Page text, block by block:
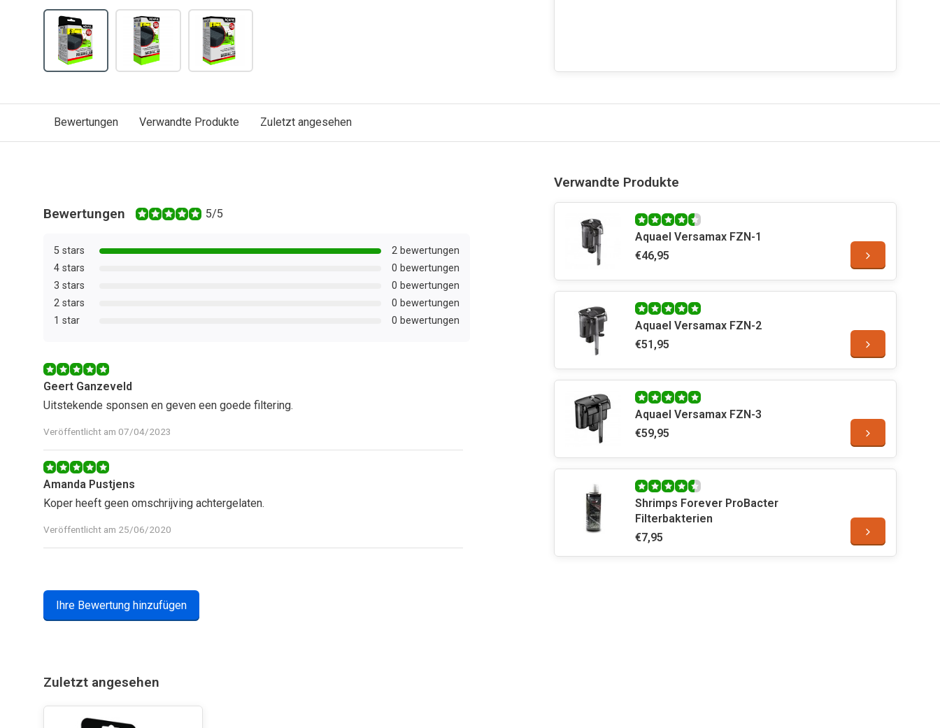
Bewertungen Verwandte Produkte Zuletzt angesehen
Bewertungen 5/5
5 stars
2 bewertungen
4 stars
0 bewertungen
3 stars
0 bewertungen
2 stars
0 bewertungen
1 star
0 bewertungen
Geert Ganzeveld
Uitstekende sponsen en geven een goede filtering.
Veröffentlicht am 07/04/2023
Amanda Pustjens
Koper heeft geen omschrijving achtergelaten.
Veröffentlicht am 25/06/2020
Ihre Bewertung hinzufügen
Verwandte Produkte
Aquael Versamax FZN-1
€46,95
Aquael Versamax FZN-2
€51,95
Aquael Versamax FZN-3
€59,95
Shrimps Forever ProBacter
Filterbakterien
€7,95
Zuletzt angesehen